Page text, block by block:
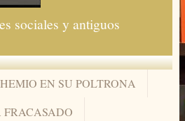
sociales y antiguos
EN SU POLTRONA
FRACASADO